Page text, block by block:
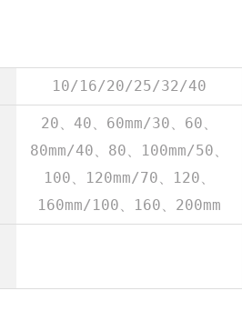
10/16/20/25/32/40
20、40、60mm/30、60、
80mm/40、80、100mm/50、
100、120mm/70、120、
160mm/100、160、200mm